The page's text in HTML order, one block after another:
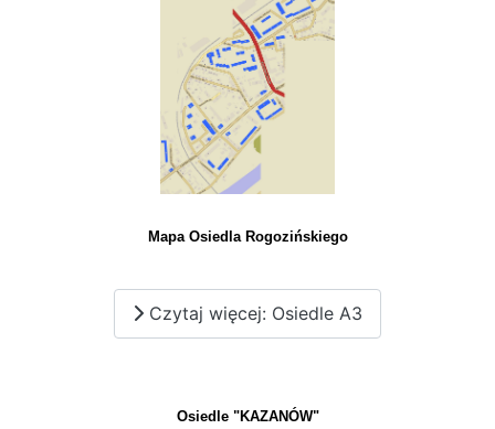
Mapa Osiedla Rogozińskiego
Czytaj więcej: Osiedle A3
Osiedle "KAZANÓW"